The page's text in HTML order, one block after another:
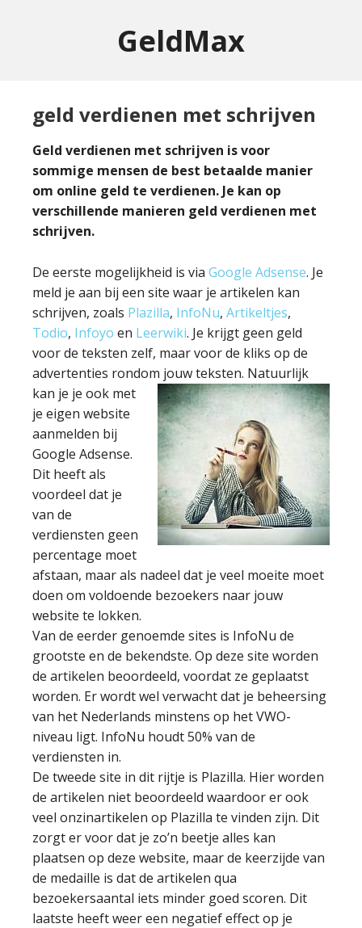
GeldMax
geld verdienen met schrijven
Geld verdienen met schrijven is voor
sommige mensen de best betaalde manier
om online geld te verdienen. Je kan op
verschillende manieren geld verdienen met
schrijven.
De eerste mogelijkheid is via Google Adsense. Je
meld je aan bij een site waar je artikelen kan
schrijven, zoals Plazilla, InfoNu, Artikeltjes,
Todio, Infoyo en Leerwiki. Je krijgt geen geld
voor de teksten zelf, maar voor de kliks op de
advertenties rondom jouwteksten. Natuurlijk
kan je je ook met
je eigen website
aanmelden bij
Google Adsense.
Dit heeft als
voordeel dat je
van de
verdiensten geen
percentage moet
afstaan, maar als nadeel dat je veel moeite moet
doen om voldoende bezoekers naar jouw
website te lokken.
Van de eerder genoemde sites is InfoNu de
grootste en de bekendste. Op deze site worden
de artikelen beoordeeld, voordat ze geplaatst
worden. Er wordt wel verwacht dat je beheersing
van het Nederlands minstens op het VWO-
niveau ligt. InfoNu houdt 50% van de
verdiensten in.
De tweede site in dit rijtje is Plazilla. Hier worden
de artikelen niet beoordeeld waardoor er ook
veel onzinartikelen op Plazilla te vinden zijn. Dit
zorgt er voor dat je zo’n beetje alles kan
plaatsen op deze website, maar de keerzijde van
de medaille is dat de artikelen qua
bezoekersaantal iets minder goed scoren. Dit
laatste heeft weer een negatief effect op je